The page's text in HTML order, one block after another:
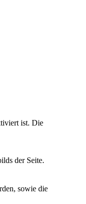
ist. Die
der Seite.
sowie die